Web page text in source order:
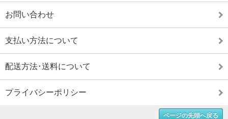
お問い合わせ
支払い方法について
配送方法･送料について
プライバシーポリシー
ページの先頭へ戻る